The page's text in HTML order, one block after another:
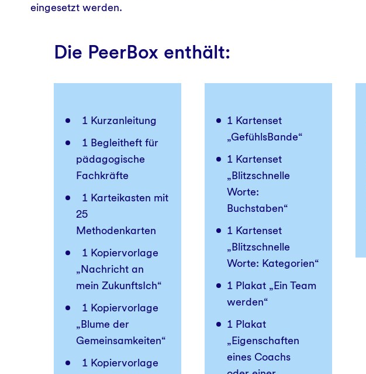
eingesetzt werden.
Die PeerBox enthält:
1 Kurzanleitung
1 Begleitheft für
pädagogische
Fachkräfte
1 Karteikasten mit
25
Methodenkarten
1 Kopiervorlage
„Nachricht an
mein ZukunftsIch“
1 Kopiervorlage
„Blume der
Gemeinsamkeiten“
1 Kopiervorlage
1 Kartenset
„GefühlsBande“
1 Kartenset
„Blitzschnelle
Worte:
Buchstaben“
1 Kartenset
„Blitzschnelle
Worte: Kategorien“
1 Plakat „Ein Team
werden“
1 Plakat
„Eigenschaften
eines Coachs